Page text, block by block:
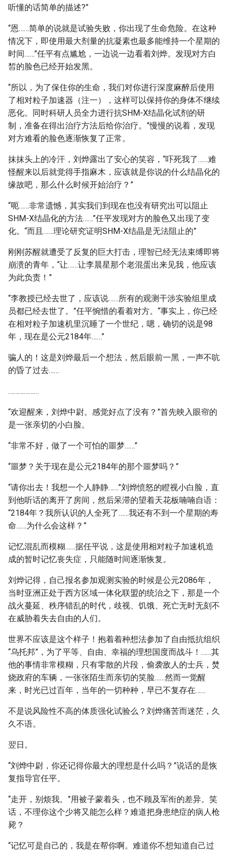
听懂的话简单的描述?”
“恩……简单的说就是试验失败，你出现了生命危险。在这种
情况下，即使用最大剂量的抗凝素也最多能维持一个星期的
时间……”任平有点尴尬，一边说一边看着刘烨。发现对方白
皙的脸色已经开始发黑。
“所以，为了保住你的生命，我们对你进行深度麻醉后使用
了相对粒子加速器（注一），这样可以保持你的身体不继续
恶化。同时科研人员全力进行抗SHM-X结晶化试剂的研
制，准备在得出治疗方法后给你治疗。”慢慢的说着，发现
对方难看的脸色逐渐恢复了正常。
抹抹头上的冷汗，刘烨露出了安心的笑容，“吓死我了……难
怪醒来以后就觉得手指麻木，应该就是你说的什么结晶化的
缘故吧，那么什么时候开始治疗？”
“呃……非常遗憾，其实我们到现在也没有研究出可以阻止
SHM-X结晶化的方法……”任平发现对方的脸色又出现了变
化。“而且……理论研究证明SHM-X结晶是无法阻止的”
刚刚苏醒就遭受了反复的巨大打击，理智已经无法束缚即将
崩溃的青年，“让……让李晨星那个老混蛋出来见我，他应该
为此负责！”
“李教授已经去世了，应该说……所有的观测干涉实验组里成
员都已经去世了。”任平惋惜的看着对方。“事实上，你已经
在相对粒子加速机里沉睡了一个世纪，嗯，确切的说是98
年，现在是公元2184年……”
骗人的！这是刘烨最后一个想法，然后眼前一黑，一声不吭
的昏了过去……
………………
“欢迎醒来，刘烨中尉。感觉好点了没有？”首先映入眼帘的
是一张亲切的小白脸。
“非常不好，做了一个可怕的噩梦……”
“噩梦？关于现在是公元2184年的那个噩梦吗？”
“请你出去！我想一个人静静……”刘烨愤怒的瞪视小白脸，直
到他听话的离开了房间，然后呆滞的望着天花板喃喃自语：
“2184年？我所认识的人全死了……我还有不到一个星期的寿
命……为什么会这样？”
记忆混乱而模糊……据任平说，这是使用相对粒子加速机造
成的暂时记忆丧失症，只能随时间逐渐恢复。
刘烨记得，自己报名参加观测实验的时候是公元2086年，
当时亚洲正处于西方区域一体化联盟的统治之下，那是一个
战火蔓延、秩序错乱的时代，歧视、饥饿、死亡无时无刻不
在威胁着失去自由的人们。
世界不应该是这个样子！抱着着种想法参加了自由抵抗组织
“乌托邦”，为了平等、自由、幸福的理想国度而战斗！……其
他的事情非常模糊，只有零散的片段，偷袭敌人的士兵，焚
烧政府的车辆，一张张陌生而亲切的笑脸……然而一觉醒
来，时光已过百年，当年的一切种种，早已不复存在……
不是说风险性不高的体质强化试验么？刘烨痛苦而迷茫，久
久不语。
翌日。
“刘烨中尉，你还记得你最大的理想是什么吗？”说话的是恢
复指导官任平。
“走开，别烦我。”用被子蒙着头，也不顾及军衔的差异。笑
话，不理你这个少将又能怎么样？难道把身患绝症的病人枪
毙？
“记忆可是自己的，我是在帮你啊。难道你不想知道自己过